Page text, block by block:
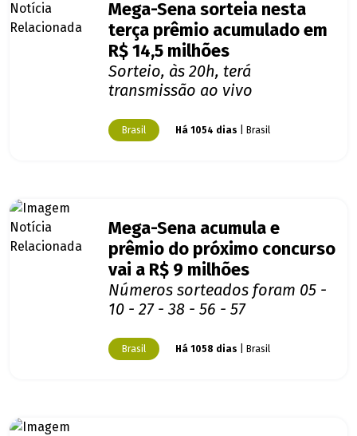
Mega-Sena sorteia nesta
terça prêmio acumulado em
R$ 14,5 milhões
Sorteio, às 20h, terá
transmissão ao vivo
Brasil Há 1054 dias | Brasil
Mega-Sena acumula e
prêmio do próximo concurso
vai a R$ 9 milhões
Números sorteados foram 05 -
10 - 27 - 38 - 56 - 57
Brasil Há 1058 dias | Brasil